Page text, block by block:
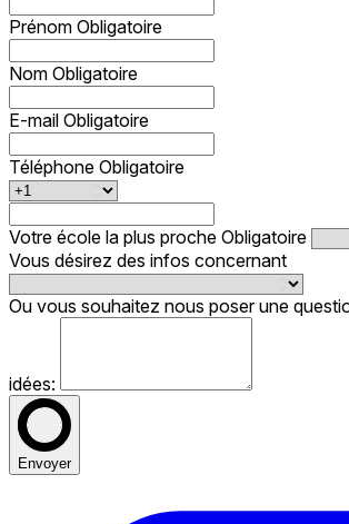
Prénom Obligatoire
Nom Obligatoire
E-mail Obligatoire
Téléphone Obligatoire
Votre école la plus proche Obligatoire
Vous désirez des infos concernant
Ou vous souhaitez nous poser une
idées:
Envoyer